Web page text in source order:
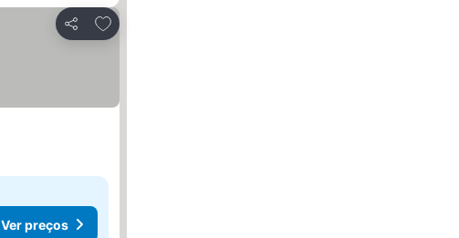
Partilhar
Adicionar aos favoritos
Ver preços